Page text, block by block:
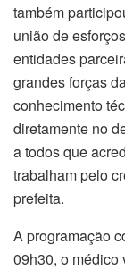
também
união de
entidades
grandes forças
conhecimento
diretamente no
a todos que
trabalham pelo
prefeita.
A programação
09h30, o